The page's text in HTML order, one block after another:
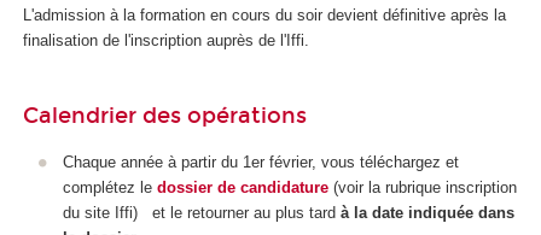
L'admission à la formation en cours du soir devient définitive après la
finalisation de l'inscription auprès de l'Iffi.
Calendrier des opérations
Chaque année à partir du 1erfévrier, vous téléchargez et
complétez le dossier de candidature(voir la rubrique inscription
du site Iffi) et le retourner au plus tard à la date indiquée dans